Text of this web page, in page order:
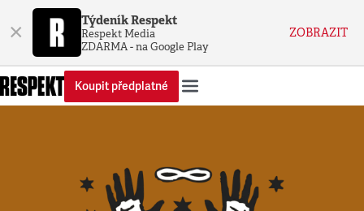
× Týdeník Respekt
Respekt Media
ZDARMA - na Google Play
ZOBRAZIT
Koupit předplatné